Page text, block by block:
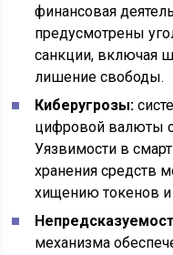
финансовая
предусмотрены
санкции, включая
лишение свободы.
Киберугрозы:
цифровой валюты
Уязвимости в
хранения средств
хищению токенов
механизма